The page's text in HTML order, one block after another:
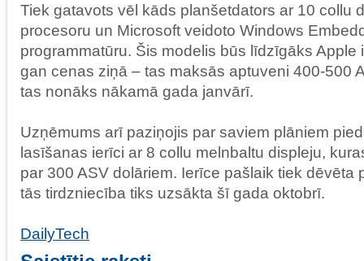
Tiek gatavots vēl kāds planšetdators ar 10 collu
procesoru un Microsoft veidoto Windows
programmatūru. Šis modelis būs līdzīgāks Apple
gan cenas ziņā – tas maksās aptuveni 400-500
tas nonāks nākamā gada janvārī.
Uzņēmums arī paziņojis par saviem plāniem
lasīšanas ierīci ar 8 collu melnbaltu displeju,
par 300 ASV dolāriem. Ierīce pašlaik tiek dēvēta
tās tirdzniecība tiks uzsākta šī gada oktobrī.
DailyTech